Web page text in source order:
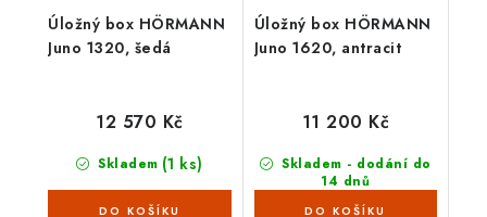
Úložný box HÖRMANN
Juno 1320, šedá
Skladem (1 ks)
12 570 Kč
Úložný box HÖRMANN
Juno 1620, antracit
Skladem - dodání do
14 dnů
11 200 Kč